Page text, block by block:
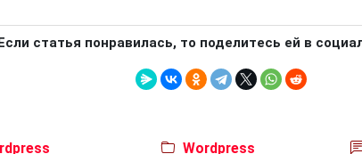
статья понравилась, то поделитесь ей в
Wordpress